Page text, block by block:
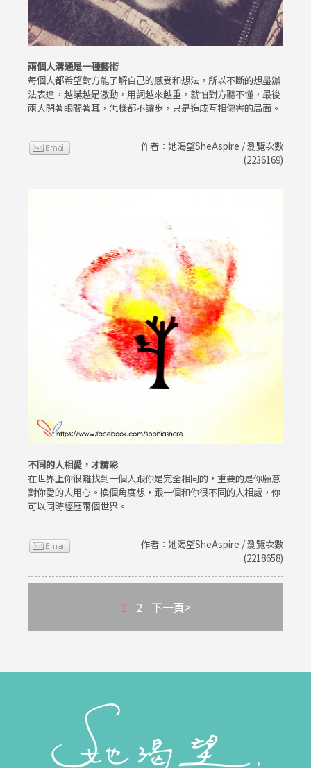
兩個人溝通是一種藝術
每個人都希望對方能了解自己的感受和想法，所以不斷的想盡辦
法表達，越講越是激動，用詞越來越重，就怕對方聽不懂，最後
兩人閉著眼關著耳，怎樣都不讓步，只是造成互相傷害的局面。
作者：她渴望SheAspire / 瀏覽次數
(2236169)
不同的人相愛，才精彩
在世界上你很難找到一個人跟你是完全相同的，重要的是你願意
對你愛的人用心。換個角度想，跟一個和你很不同的人相處，你
可以同時經歷兩個世界。
作者：她渴望SheAspire / 瀏覽次數
(2218658)
1 2 下一頁>